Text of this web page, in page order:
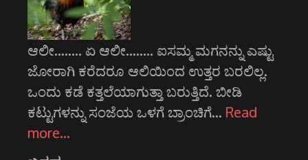
ಆಲೀ........ ಏ ಆಲೀ........ ಐಸಮ್ಮ ಮಗನನ್ನು ಎಷ್ಟು
ಜೋರಾಗಿ ಕರೆದರೂ ಆಲಿಯಿಂದ ಉತ್ತರ ಬರಲಿಲ್ಲ.
ಒಂದು ಕಡೆ ಕತ್ತಲೆಯಾಗುತ್ತಾ ಬರುತ್ತಿದೆ. ಬೀಡಿ
ಕಟ್ಟುಗಳನ್ನು ಸಂಜೆಯ ಒಳಗೆ ಬ್ರಾಂಚಿಗೆ… Read
more…